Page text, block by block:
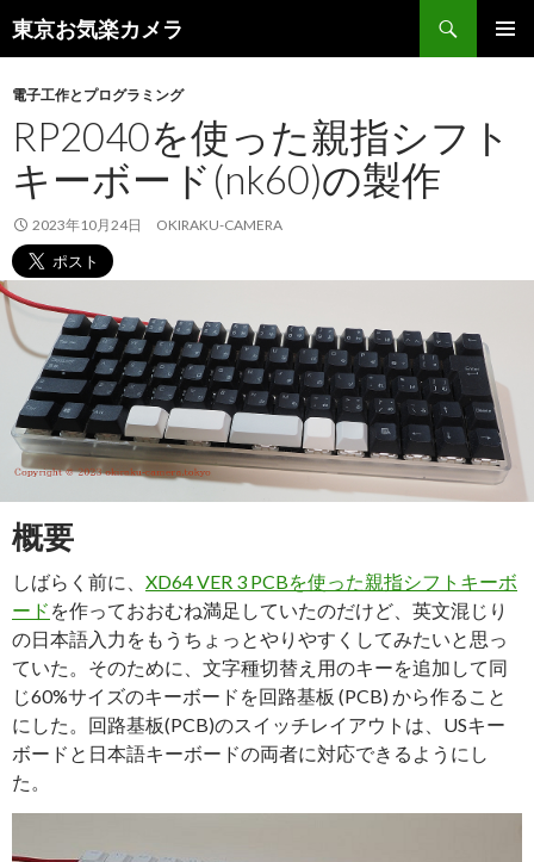
東京お気楽カメラ
検
索
テ
ン
ツ
へ
キ
ッ
プ
電子工作とプログラミング
RP2040を使った親指シフト
キーボード(nk60)の製作
2023年10月24日 OKIRAKU-CAMERA
概要
しばらく前に、 XD64 VER 3 PCBを使った親指シフトキーボ
ード を作っておおむね満足していたのだけど、英文混じり
の日本語入力をもうちょっとやりやすくしてみたいと思っ
ていた。そのために、文字種切替え用のキーを追加して同
じ60%サイズのキーボードを回路基板 (PCB) から作ること
にした。回路基板(PCB)のスイッチレイアウトは、USキー
ボードと日本語キーボードの両者に対応できるようにし
た。